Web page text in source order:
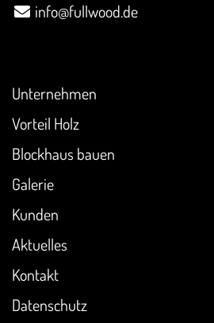
info@fullwood.de
Unternehmen
Vorteil Holz
Blockhaus bauen
Galerie
Kunden
Aktuelles
Kontakt
Datenschutz